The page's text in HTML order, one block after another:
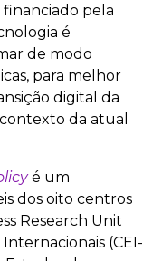
pela
é
de modo
para melhor
digital da
da atual
é um
dos oito centros
Research Unit
(CEI-